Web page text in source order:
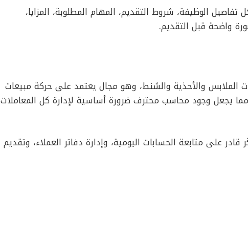
الوظيفة، شروط التقديم، المهام المطلوبة، المزايا،
واضحة قبل التقديم.
والأحذية والشنط، وهو مجال يعتمد على حركة مبيعات
يجعل وجود محاسب محترف ضرورة أساسية لإدارة كل المعاملات
على متابعة الحسابات اليومية، وإدارة دفاتر العملاء، وتقديم